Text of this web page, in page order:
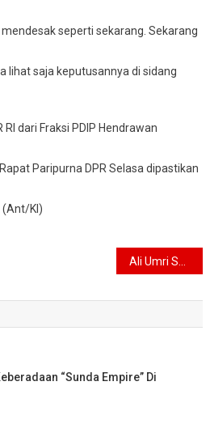
seperti sekarang. Sekarang
lihat saja keputusannya di sidang
dari Fraksi PDIP Hendrawan
Paripurna DPR Selasa dipastikan
(Ant/KI)
“Sunda Empire” Di